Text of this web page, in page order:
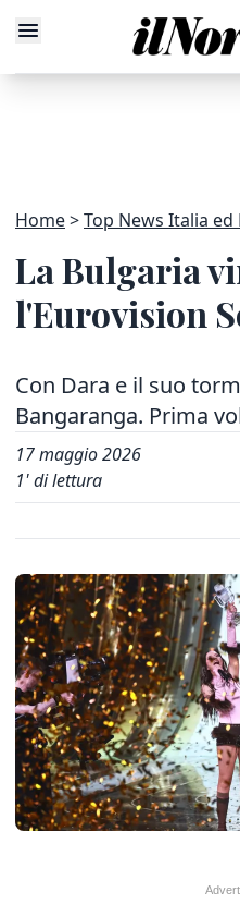
Home Top News Italia ed
La Bulgaria
l'Eurovision
Con Dara e il suo
Bangaranga. Prima
17 maggio 2026
1' di lettura